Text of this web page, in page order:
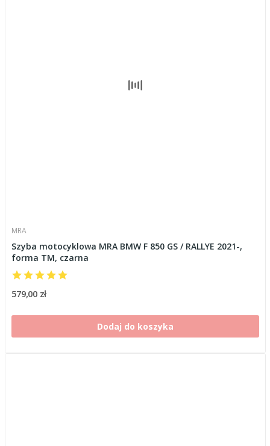
MRA
Szyba motocyklowa MRA BMW F 850 GS / RALLYE 2021-,
forma TM, czarna
579,00 zł
Dodaj do koszyka